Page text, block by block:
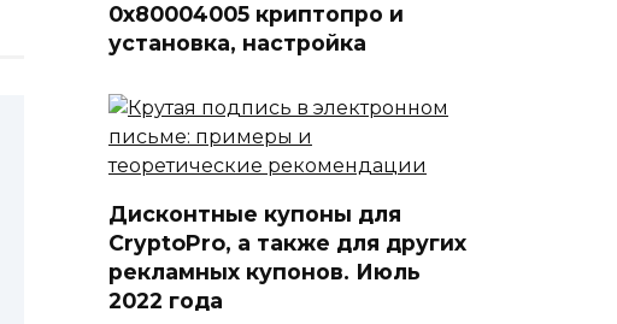
0х80004005 криптопро и
установка, настройка
Дисконтные купоны для
CryptoPro, а также для других
рекламных купонов. Июль
2022 года